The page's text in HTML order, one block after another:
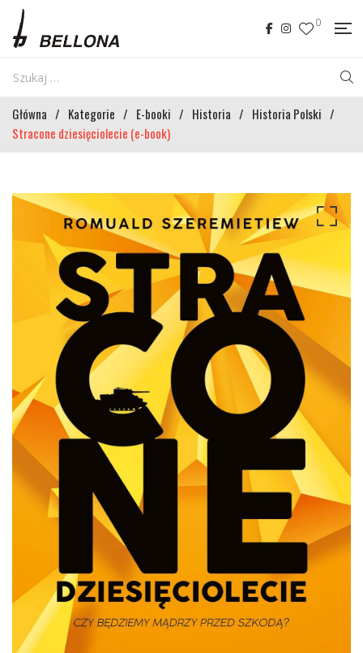
0
Główna / Kategorie / E-booki / Historia / Historia Polski /
Stracone dziesięciolecie (e-book)